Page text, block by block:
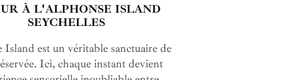
À L'ALPHONSE ISLAND
SEYCHELLES
Island est un véritable sanctuaire de
Ici, chaque instant devient